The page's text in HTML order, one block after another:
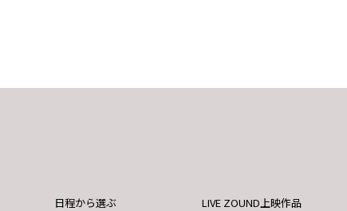
日程から選ぶ
LIVE ZOUND上映作品